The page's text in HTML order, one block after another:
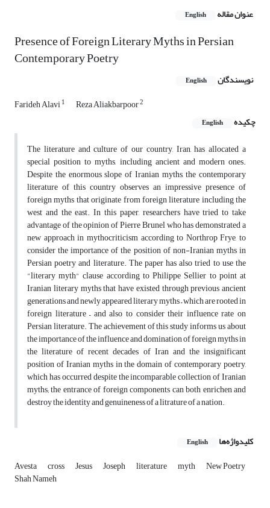
عنوان مقاله English
Presence of Foreign Literary Myths in Persian
Contemporary Poetry
نویسندگان English
Farideh Alavi1 Reza Aliakbarpoor2
چکیده English
The literature and culture of our country, Iran, has allocated a
special position to myths, including ancient and modern ones.
Despite the enormous slope of Iranian myths, the contemporary
literature of this country observes an impressive presence of
foreign myths that originate from foreign literature including the
west and the east. In this paper, researchers have tried to take
advantage of the opinion of Pierre Brunel who has demonstrated a
new approach in mythocriticism according to Northrop Frye, to
consider the importance of the position of non-Iranian myths in
Persian poetry and literature. The paper has also tried to use the
"literary myth" clause according to Philippe Sellier to point at
Iranian literary myths that have existed through previous ancient
generations and newly appeared literary myths – which are rooted in
foreign literature – and also to consider their influence rate on
Persian literature. The achievement of this study informs us about
the importance of the influence and domination of foreign myths in
the literature of recent decades of Iran and the insignificant
position of Iranian myths in the domain of contemporary poetry,
which has occurred despite the incomparable collection of Iranian
myths; the entrance of foreign components can both enrichen and
destroy the identity and genuineness of a litrature of a nation.
کلیدواژه‌ها English
Avesta cross Jesus Joseph literature myth New Poetry
Shah Nameh